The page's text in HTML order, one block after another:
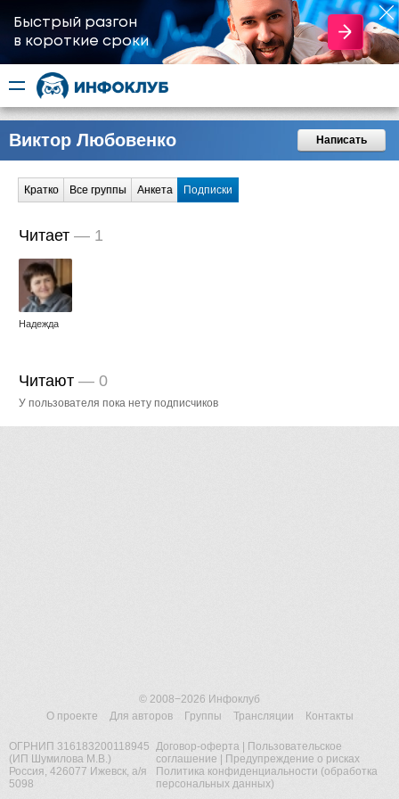
Быстрый разгон
​в короткие сроки
Виктор Любовенко Написать
Кратко Все группы Анкета Подписки
Читает — 1
Надежда
Читают — 0
У пользователя пока нету подписчиков
© 2008−2026 Инфоклуб
О проекте
Для авторов Группы Трансляции Контакты
ОГРНИП 316183200118945
(ИП Шумилова М.В.)
Россия, 426077 Ижевск, а/я
5098
Договор-оферта|
Пользовательское
соглашение
Предупреждение о рисках
Политика конфиденциальности (обработка
персональных данных)